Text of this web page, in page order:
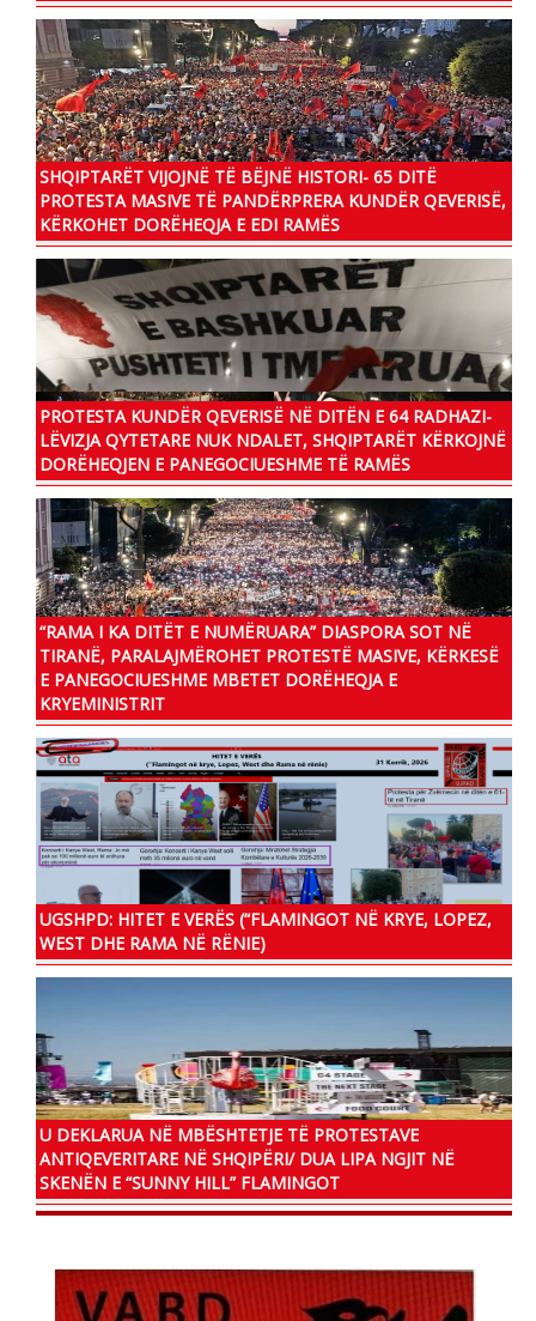
SHQIPTARËT VIJOJNË TË BËJNË HISTORI- 65 DITË
PROTESTA MASIVE TË PANDËRPRERA KUNDËR QEVERISË,
KËRKOHET DORËHEQJA E EDI RAMËS
PROTESTA KUNDËR QEVERISË NË DITËN E 64 RADHAZI-
LËVIZJA QYTETARE NUK NDALET, SHQIPTARËT KËRKOJNË
DORËHEQJEN E PANEGOCIUESHME TË RAMËS
“RAMA I KA DITËT E NUMËRUARA” DIASPORA SOT NË
TIRANË, PARALAJMËROHET PROTESTË MASIVE, KËRKESË
E PANEGOCIUESHME MBETET DORËHEQJA E
KRYEMINISTRIT
UGSHPD: HITET E VERËS (“FLAMINGOT NË KRYE, LOPEZ,
WEST DHE RAMA NË RËNIE)
U DEKLARUA NË MBËSHTETJE TË PROTESTAVE
ANTIQEVERITARE NË SHQIPËRI/ DUA LIPA NGJIT NË
SKENËN E “SUNNY HILL” FLAMINGOT